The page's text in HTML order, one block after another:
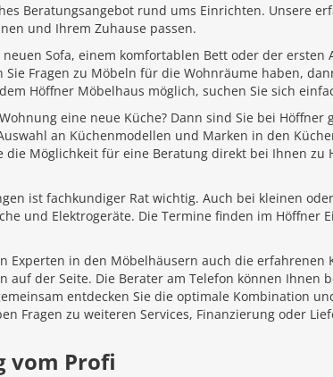
Beratungsangebot rund ums Einrichten. Unsere
und Ihrem Zuhause passen.
neuen Sofa, einem komfortablen Bett oder der
Sie Fragen zu Möbeln für die Wohnräume haben,
Höffner Möbelhaus möglich, suchen Sie sich
eine neue Küche? Dann sind Sie bei
an Küchenmodellen und Marken in den
Möglichkeit für eine Beratung direkt bei Ihnen
ist fachkundiger Rat wichtig. Auch bei kleinen
und Elektrogeräte. Die Termine finden im
Experten in den Möbelhäusern auch die
auf der Seite. Die Berater am Telefon können
entdecken Sie die optimale Kombination
Fragen zu weiteren Services, Finanzierung oder
vom Profi